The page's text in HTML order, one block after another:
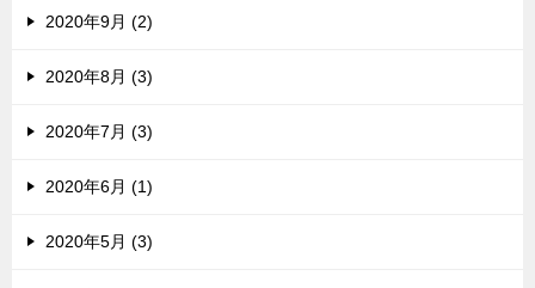
2020年9月 (2)
2020年8月 (3)
2020年7月 (3)
2020年6月 (1)
2020年5月 (3)